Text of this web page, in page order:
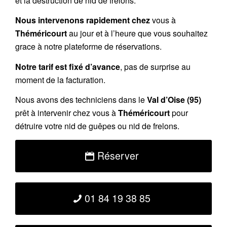
Nous intervenons rapidement chezvous à
Théméricourtau jour et à l’heure que vous souhaitez
grace à notre plateforme de réservations.
Notre tarif est fixé d’avance, pas de surprise au
moment de la facturation.
Nous avons des techniciens dans leVal d’Oise (95)
prêt à intervenir chez vous àThéméricourtpour
détruire votre nid de guêpes ou nid de frelons.
Réserver
01 84 19 38 85